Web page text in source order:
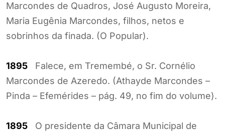
Marcondes de Quadros, José Augusto Moreira,
Maria Eugênia Marcondes, filhos, netos e
sobrinhos da finada. (O Popular).
1895 Falece, em Tremembé, o Sr. Cornélio
Marcondes de Azeredo. (Athayde Marcondes –
Pinda – Efemérides – pág. 49, no fim do volume).
1895 O presidente da Câmara Municipal de